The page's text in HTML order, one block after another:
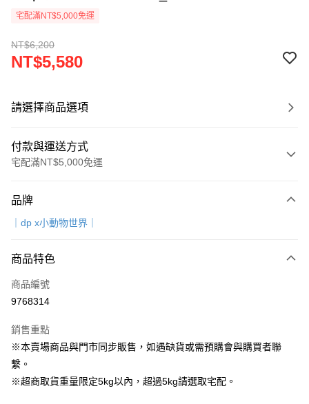
宅配滿NT$5,000免運
NT$6,200
NT$5,580
請選擇商品選項
付款與運送方式
宅配滿NT$5,000免運
信用卡一次付款
Apple Pay
街口支付
運送方式
宅配
每筆NT$160
品牌
｜dp x小動物世界｜
商品特色
商品編號
9768314
銷售重點
※本賣場商品與門市同步販售，如遇缺貨或需預購會與購買者聯
繫。
※超商取貨重量限定5kg以內，超過5kg請選取宅配。